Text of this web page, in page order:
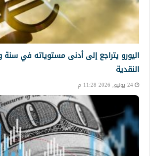
اليورو يتراجع إلى أدنى مستوياته في
النقدية
24 يونيو, 2026 11:28 م